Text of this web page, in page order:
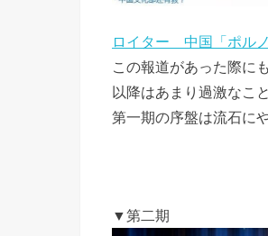
ロイター 中国「ポル
この報道があった際に
以降はあまり過激なこ
第一期の序盤は流石に
▼第二期